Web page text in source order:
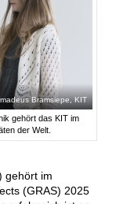
Bramsiepe, KIT
gehört das KIT im
der Welt.
gehört im
(GRAS) 2025